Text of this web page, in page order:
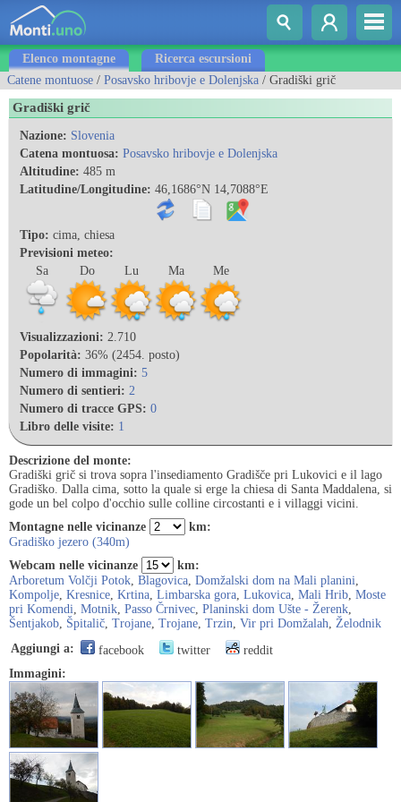
Elenco montagne
Ricerca escursioni
Catene montuose / Posavsko hribovje e Dolenjska / Gradiški grič
Gradiški grič
Nazione: Slovenia
Catena montuosa: Posavsko hribovje e Dolenjska
Altitudine: 485 m
Latitudine/Longitudine: 46,1686°N 14,7088°E
Tipo: cima, chiesa
Previsioni meteo:
Sa
Do Lu Ma Me
Visualizzazioni: 2.710
Popolarità: 36% (2454. posto)
Numero di immagini: 5
Numero di sentieri: 2
Numero di tracce GPS: 0
Libro delle visite: 1
Descrizione del monte:
Gradiški grič si trova sopra l'insediamento Gradišče pri Lukovici e il lago
Gradiško. Dalla cima, sotto la quale si erge la chiesa di Santa Maddalena, si
gode un bel colpo d'occhio sulle colline circostanti e i villaggi vicini.
Montagne nelle vicinanze
km:
Gradiško jezero (340m)
Webcam nelle vicinanze
km:
Arboretum Volčji Potok, Blagovica, Domžalski dom na Mali planini,
Kompolje, Kresnice, Krtina, Limbarska gora, Lukovica, Mali Hrib, Moste
pri Komendi, Motnik, Passo Črnivec, Planinski dom Ušte - Žerenk,
Šentjakob, Špitalič, Trojane, Trojane, Trzin, Vir pri Domžalah, Želodnik
Aggiungi a:
facebook twitter
reddit
Immagini: